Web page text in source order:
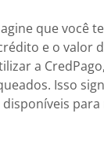
que você
e o valor
a
Isso
disponíveis